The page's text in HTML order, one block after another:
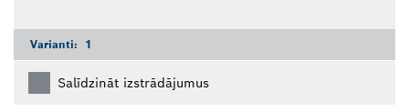
Varianti: 1
Salīdzināt izstrādājumus